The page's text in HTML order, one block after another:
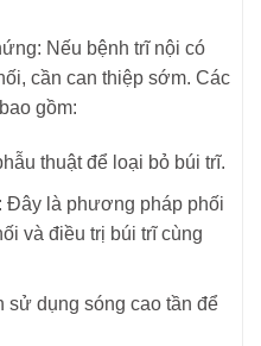
Nếu bệnh trĩ nội có
cần can thiệp sớm. Các
gồm:
thuật để loại bỏ búi trĩ.
Đây là phương pháp phối
và điều trị búi trĩ cùng
dụng sóng cao tần để